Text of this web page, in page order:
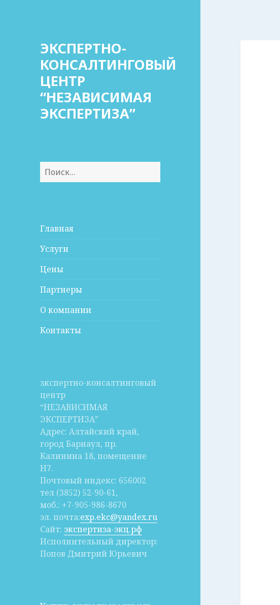
ЭКСПЕРТНО-
КОНСАЛТИНГОВЫЙ
ЦЕНТР
“НЕЗАВИСИМАЯ
ЭКСПЕРТИЗА”
Найти:
Главная
Услуги
Цены
Партнеры
О компании
Контакты
зкспертно-консалтинговый
центр
“НЕЗАВИСИМАЯ
ЭКСПЕРТИЗА”
Адрес: Алтайский край,
город Барнаул, пр.
Калинина 18, помещение
Н7.
Почтовый индекс: 656002
тел (3852) 52-90-61,
моб.: +7-905-986-8670
эл. почта:exp.ekc@yandex.ru
Сайт: экспертиза-экц.рф
Исполнительный директор:
Попов Дмитрий Юрьевич